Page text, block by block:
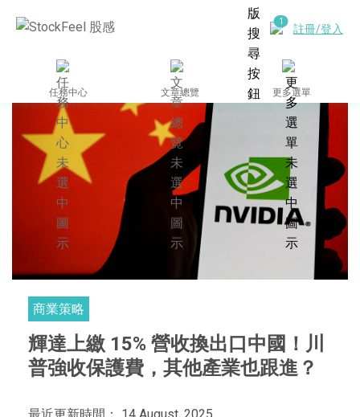
註冊/登入
任務中心 文章總覽 更多選單
商業策略
輝達上繳 15% 營收換出口中國！川
普強收保護費，其他產業也跟進？